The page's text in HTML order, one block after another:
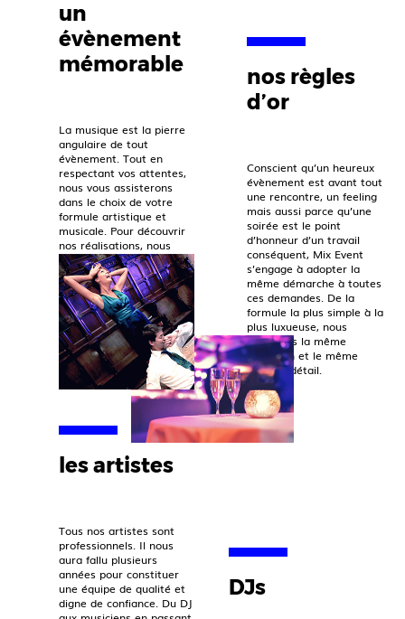
un
évènement
mémorable
La musique est la pierre
angulaire de tout
évènement. Tout en
respectant vos attentes,
nous vous assisterons
dans le choix de votre
formule artistique et
musicale. Pour découvrir
nos réalisations, nous
vous invitons à consulter
notre page instagram.
nos règles
d’or
Conscient qu’un heureux
évènement est avant tout
une rencontre, un feeling
mais aussi parce qu’une
soirée est le point
d’honneur d’un travail
conséquent, Mix Event
s’engage à adopter la
même démarche à toutes
ces demandes. De la
formule la plus simple à la
plus luxueuse, nous
porterons la même
attention et le même
sens du détail.
les artistes
Tous nos artistes sont
professionnels. Il nous
aura fallu plusieurs
années pour constituer
une équipe de qualité et
digne de confiance. Du DJ
DJs